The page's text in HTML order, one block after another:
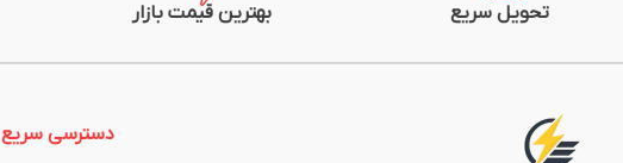
تحویل سریع بهترین قیمت بازار
دسترسی سریع